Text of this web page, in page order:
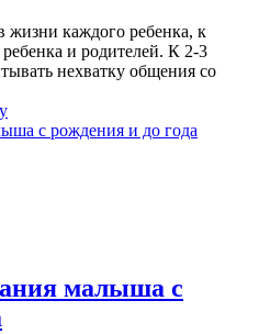
жизни каждого ребенка, к
и родителей. К 2-3
нехватку общения со
малыша с